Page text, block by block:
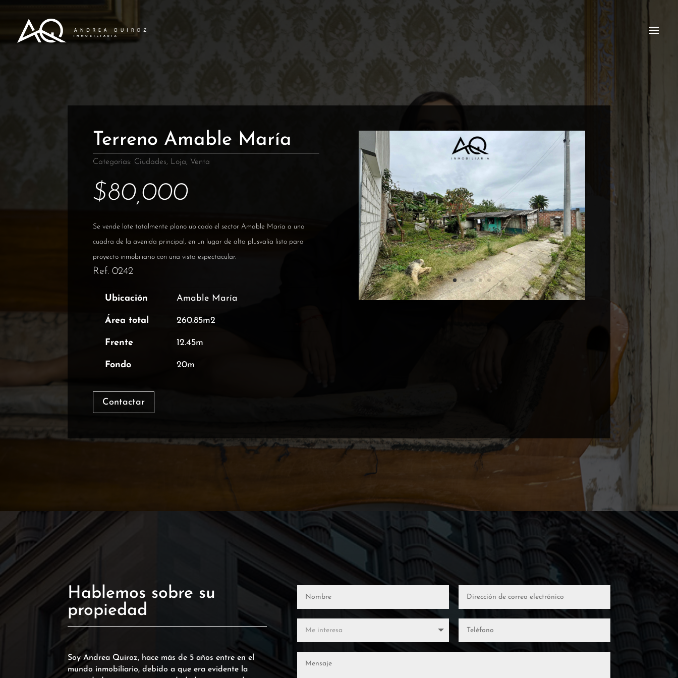
Terreno Amable María
Categorías: Ciudades, Loja, Venta
$80,000
Se vende lote totalmente plano ubicado el sector Amable María a una
cuadra de la avenida principal, en un lugar de alta plusvalía listo para
proyecto inmobiliario con una vista espectacular.
Ref. 0242
Ubicación Amable María
Área total 260.85m2
Frente 12.45m
Fondo 20m
Contactar
Hablemos sobre su
propiedad
Soy Andrea Quiroz, hace más de 5 años entre en el
mundo inmobiliario, debido a que era evidente la